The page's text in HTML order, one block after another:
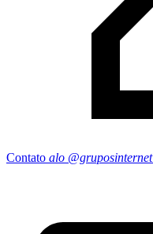
Contato alo @gruposinternet